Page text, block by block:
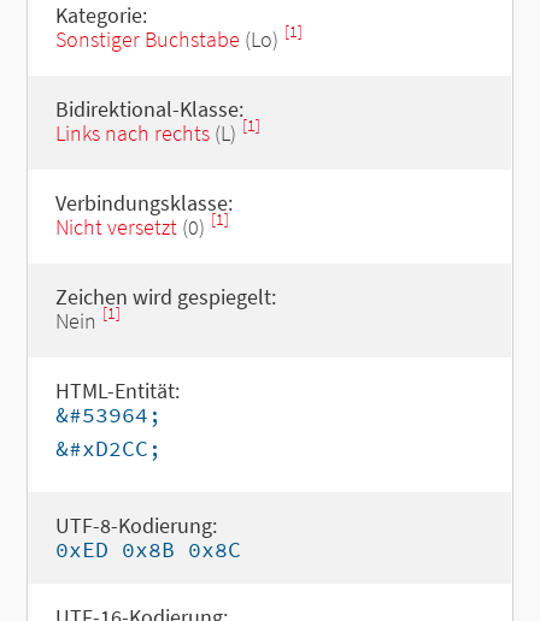
Kategorie:
Sonstiger Buchstabe (Lo) [1]
Bidirektional-Klasse:
Links nach rechts(L) [1]
Verbindungsklasse:
Nicht versetzt(0) [1]
Zeichen wird gespiegelt:
Nein [1]
HTML-Entität:
&#53964;
&#xD2CC;
UTF-8-Kodierung:
0xED 0x8B 0x8C